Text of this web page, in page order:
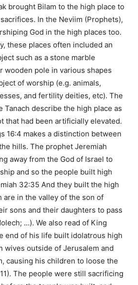
brought Bilam to the high place to
In the Neviim (Prophets),
God in the high places too.
these places often included an
such as a stone marble
wooden pole in various shapes
of worship (e.g. animals,
and fertility deities, etc). The
Tanach describe the high place as
that had been artificially elevated.
16:4 makes a distinction between
hills. The prophet Jeremiah
away from the God of Israel to
and so the people built high
32:35 And they built the high
are in the valley of the son of
sons and their daughters to pass
…). We also read of King
end of his life built idolatrous high
wives outside of Jerusalem and
causing his children to loose the
). The people were still sacrificing